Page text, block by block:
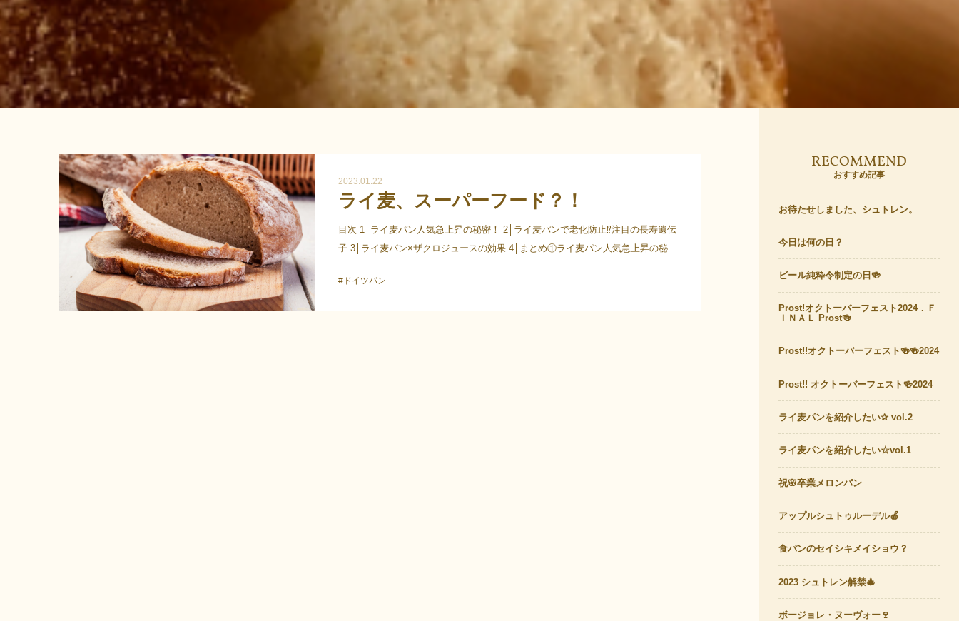
2023.01.22
ライ麦、スーパーフード？！
目次 1│ライ麦パン人気急上昇の秘密！ 2│ライ麦パンで老化防止⁉注目の長寿遺伝
子 3│ライ麦パン×ザクロジュースの効果 4│まとめ①ライ麦パン人気急上昇の秘
#ドイツパン
RECOMMEND
おすすめ記事
お待たせしました、シュトレン。
今日は何の日？
ビール純粋令制定の日🍻
Prost!オクトーバーフェスト2024．Ｆ
ＩＮＡＬ Prost🍻
Prost!!オクトーバーフェスト🍻🍻2024
Prost!! オクトーバーフェスト🍻2024
ライ麦パンを紹介したい✰ vol.2
ライ麦パンを紹介したい☆vol.1
祝🌸卒業メロンパン
アップルシュトゥルーデル🍎
食パンのセイシキメイショウ？
2023 シュトレン解禁🎄
ボージョレ・ヌーヴォー🍷